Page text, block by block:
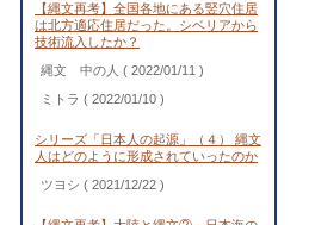
【縄文再考】全国各地にある竪穴住居
は北方適応住居だった。シベリアから
技術流入したか？
縄文 中の人 ( 2022/01/11 )
ミトラ ( 2022/01/10 )
シリーズ「日本人の起源」（４） 縄文
人はどのように形成されていったのか
ツヨシ ( 2021/12/22 )